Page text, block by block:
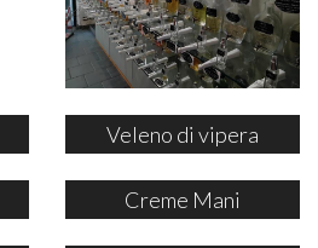
Veleno di vipera
Creme Mani